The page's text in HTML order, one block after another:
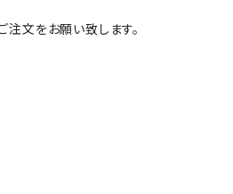
文をお願い致します。